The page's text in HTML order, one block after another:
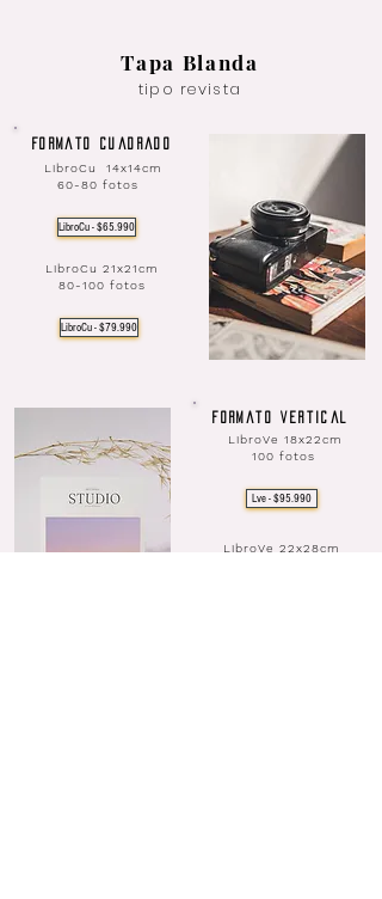
Tapa Blanda
tipo revista
Formato Cuadrado
LibroCu 14x14cm
60-80 fotos
LibroCu - $65.990
LibroCu 21x21cm
80-100 fotos
LibroCu - $79.990
Formato Vertical
LibroVe 18x22cm
100 fotos
Lve - $95.990
LibroVe 22x28cm